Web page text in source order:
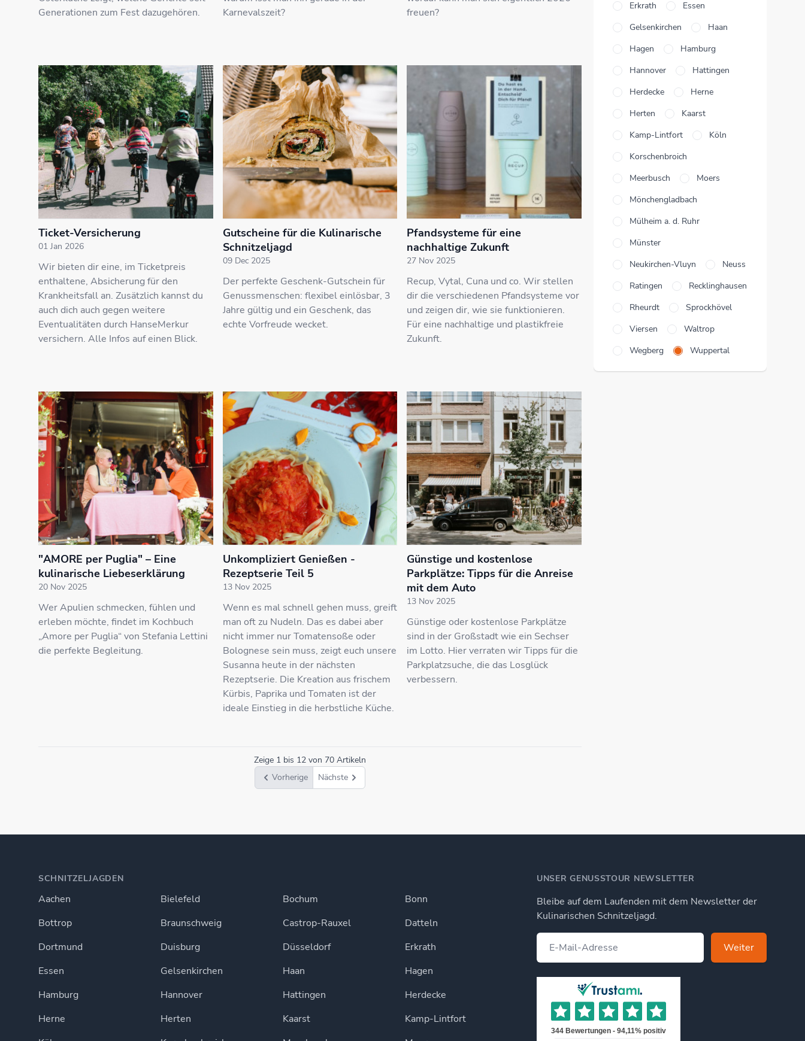
Generationen zum Fest dazugehören.
Karnevalszeit?
freuen?
Ticket-Versicherung
01 Jan 2026
Wir bieten dir eine, im Ticketpreis
enthaltene, Absicherung für den
Krankheitsfall an. Zusätzlich kannst du
auch dich auch gegen weitere
Eventualitäten durch HanseMerkur
versichern. Alle Infos auf einen Blick.
Gutscheine für die Kulinarische
Schnitzeljagd
09 Dec 2025
Der perfekte Geschenk-Gutschein für
Genussmenschen: flexibel einlösbar, 3
Jahre gültig und ein Geschenk, das
echte Vorfreude wecket.
Pfandsysteme für eine
nachhaltige Zukunft
27 Nov 2025
Recup, Vytal, Cuna und co. Wir stellen
dir die verschiedenen Pfandsysteme vor
und zeigen dir, wie sie funktionieren.
Für eine nachhaltige und plastikfreie
Zukunft.
"AMORE per Puglia" – Eine
kulinarische Liebeserklärung
20 Nov 2025
Wer Apulien schmecken, fühlen und
erleben möchte, findet im Kochbuch
„Amore per Puglia“ von Stefania Lettini
die perfekte Begleitung.
Unkompliziert Genießen -
Rezeptserie Teil 5
13 Nov 2025
Wenn es mal schnell gehen muss, greift
man oft zu Nudeln. Das es dabei aber
nicht immer nur Tomatensoße oder
Bolognese sein muss, zeigt euch unsere
Susanna heute in der nächsten
Rezeptserie. Die Kreation aus frischem
Kürbis, Paprika und Tomaten ist der
ideale Einstieg in die herbstliche Küche.
Günstige und kostenlose
Parkplätze: Tipps für die Anreise
mit dem Auto
13 Nov 2025
Günstige oder kostenlose Parkplätze
sind in der Großstadt wie ein Sechser
im Lotto. Hier verraten wir Tipps für die
Parkplatzsuche, die das Losglück
verbessern.
Zeige 1bis 12von 70 Artikeln
Vorherige
Nächste
Erkrath
Essen
Gelsenkirchen
Haan
Hagen
Hamburg
Hannover
Hattingen
Herdecke
Herne
Herten
Kaarst
Kamp-Lintfort
Köln
Korschenbroich
Meerbusch
Moers
Mönchengladbach
Mülheim a. d. Ruhr
Münster
Neukirchen-Vluyn
Neuss
Ratingen
Recklinghausen
Rheurdt
Sprockhövel
Viersen
Waltrop
Wegberg
Wuppertal
SCHNITZELJAGDEN
Aachen Bielefeld Bochum
Bonn
Bottrop
Braunschweig Castrop-Rauxel
Datteln
Dortmund
Duisburg Düsseldorf
Erkrath
Essen
Gelsenkirchen Haan
Hagen
Hamburg
Hannover Hattingen
Herdecke
Herne
Herten Kaarst
Kamp-Lintfort
UNSER GENUSSTOUR NEWSLETTER
Bleibe auf dem Laufenden mit dem Newsletter der
Kulinarischen Schnitzeljagd.
Weiter